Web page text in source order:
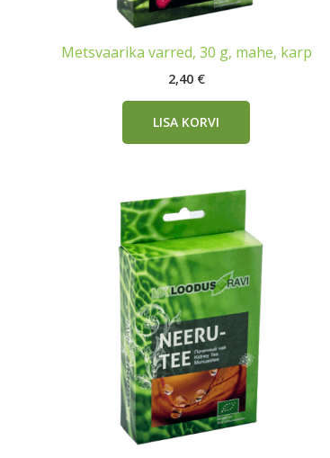
Metsvaarika varred, 30 g, mahe, karp
2,40 €
LISA KORVI